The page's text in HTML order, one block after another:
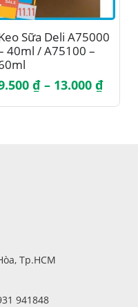
nhiều biến thể. Các tùy chọn có thể được chọn trên trang sản phẩm
Sữa Deli A75000
40ml / A75100 –
₫ – 13.000 ₫
từ
Tp.HCM
941848